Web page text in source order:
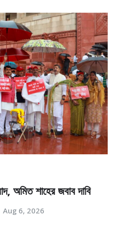
অমিত শাহের জবাব দাবি
Aug 6, 2026